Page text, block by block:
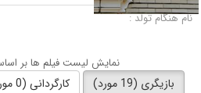
نام هنگام تولد :
نمایش لیست فیلم ها بر
بازیگری (19 مورد) کارگردانی (0 مورد)